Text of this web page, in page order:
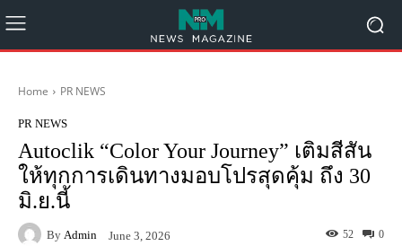
Home PR NEWS
PR NEWS
Autoclik “Color Your Journey” เติมสีสัน
ให้ทุกการเดินทางมอบโปรสุดคุ้ม ถึง 30
มิ.ย.นี้
By Admin June 3, 2026 0
52